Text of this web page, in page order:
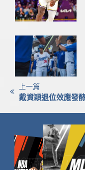
上一篇